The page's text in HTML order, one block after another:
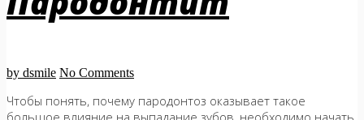
by dsmile No Comments
Чтобы понять, почему пародонтоз оказывает такое